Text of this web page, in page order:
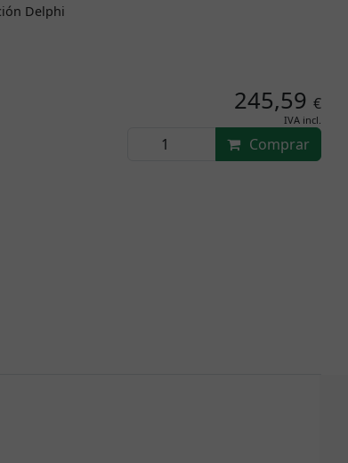
Delphi
245,59 €
IVA incl.
Comprar